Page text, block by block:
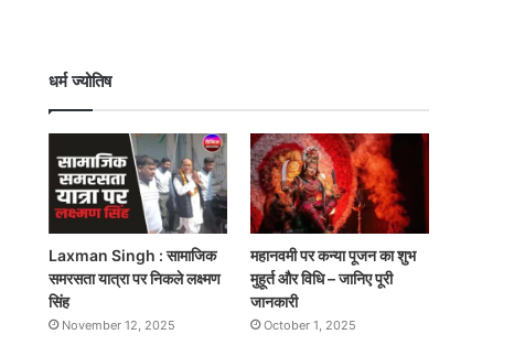
धर्म ज्योतिष
Laxman Singh : सामाजिक
समरसता यात्रा पर निकले लक्ष्मण
सिंह
November 12, 2025
महानवमी पर कन्या पूजन का शुभ
मुहूर्त और विधि – जानिए पूरी
जानकारी
October 1, 2025